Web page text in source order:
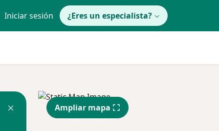
Iniciar sesión ¿Eres un especialista?
Ampliar mapa